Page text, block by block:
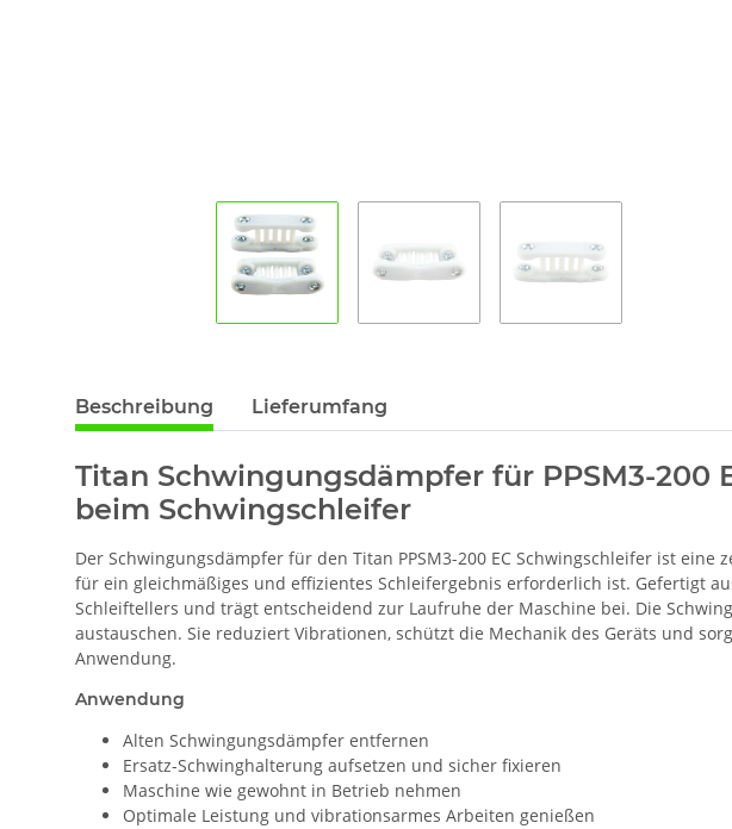
Beschreibung Lieferumfang
Titan Schwingungsdämpfer für PPSM3-
beim Schwingschleifer
Der Schwingungsdämpfer für den Titan PPSM3-200 EC Schwingschleifer ist
für ein gleichmäßiges und effizientes Schleifergebnis erforderlich ist. Gefertigt
Schleiftellers und trägt entscheidend zur Laufruhe der Maschine bei. Die
austauschen. Sie reduziert Vibrationen, schützt die Mechanik des Geräts und
Anwendung.
Anwendung
Alten Schwingungsdämpfer entfernen
Ersatz-Schwinghalterung aufsetzen und sicher fixieren
Maschine wie gewohnt in Betrieb nehmen
Optimale Leistung und vibrationsarmes Arbeiten genießen